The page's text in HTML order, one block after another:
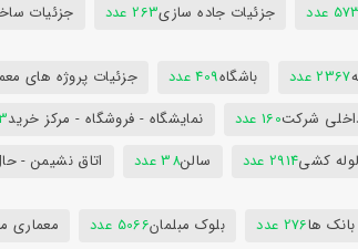
573 عدد جزئیات جاده سازی263 عدد جزئیات
2367 عدد باشگاه409 عدد جزئیات پروژه های
شرکت160 عدد نمایشگاه - فروشگاه - مرکز خرید
کشی2914 عدد سالن38 عدد اتاق نشیمن -
بانک ها276 عدد بلوک مبلمان5066 عدد معماری